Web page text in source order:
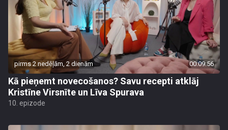
pirms 2 nedēļām, 2 dienām 00:09:56
Kā pieņemt novecošanos? Savu recepti atklāj
Kristīne Virsnīte un Līva Spurava
10. epizode